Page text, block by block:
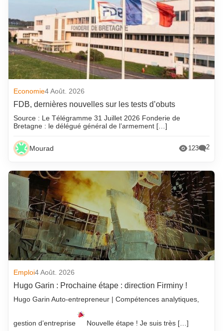
Economie4 Août. 2026
FDB, dernières nouvelles sur les tests d’obuts
Source : Le Télégramme 31 Juillet 2026 Fonderie de
Bretagne : le délégué général de l’armement […]
Mourad 123 2
Emploi4 Août. 2026
Hugo Garin : Prochaine étape : direction Firminy !
Hugo Garin Auto-entrepreneur | Compétences analytiques,
gestion d’entreprise Nouvelle étape ! Je suis très […]